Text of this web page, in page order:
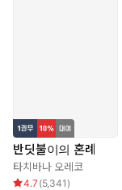
반딧불이의 혼례
타치바나 오레코
4.7 (5,341 )